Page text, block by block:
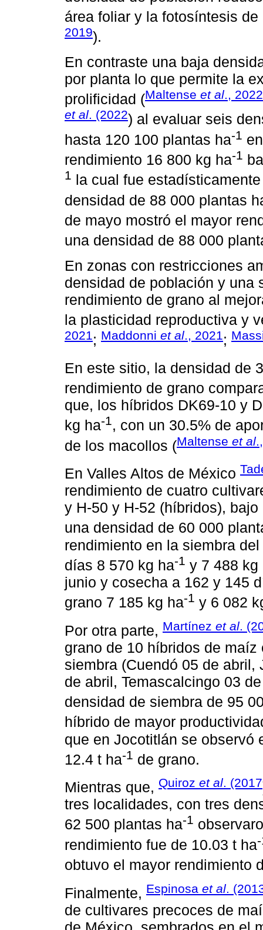
área foliar y la fotosíntesis de
2019).
En contraste una baja
por planta lo que permite la
prolificidad (Maltense et al., 2022
et al. (2022) al evaluar seis
hasta 120 100 plantas ha-1
rendimiento 16 800 kg ha-1
1 la cual fue
densidad de 88 000 plantas
de mayo mostró el mayor
una densidad de 88 000
En zonas con restricciones
densidad de población y una
rendimiento de grano al
la plasticidad reproductiva y
2021; Maddonni et al., 2021;
En este sitio, la densidad de
rendimiento de grano
que, los híbridos DK69-10 y
kg ha-1, con un 30.5% de
de los macollos (Maltense et al
En Valles Altos de México
rendimiento de cuatro
y H-50 y H-52 (híbridos),
una densidad de 60 000
rendimiento en la siembra
días 8 570 kg ha-1 y 7 488 kg
junio y cosecha a 162 y 145
grano 7 185 kg ha-1 y 6 082
Por otra parte, Martínez et al .
grano de 10 híbridos de
siembra (Cuendó 05 de
de abril, Temascalcingo 03
densidad de siembra de 95
híbrido de mayor
que en Jocotitlán se observó
12.4 t ha-1 de grano.
Mientras que, Quiroz et al. (2017
tres localidades, con tres
62 500 plantas ha-1
rendimiento fue de 10.03 t ha
obtuvo el mayor rendimiento
Finalmente, Espinosa et al .
de cultivares precoces de